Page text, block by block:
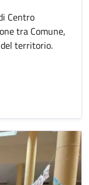
Centro
tra Comune,
territorio.
LA FESTA NEI